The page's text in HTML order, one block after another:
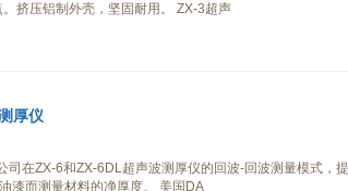
挤压铝制外壳，坚固耐用。 ZX-3超声
厚仪
司在ZX-6和ZX-6DL超声波测厚仪的回波-回波测量模式，提
漆而测量材料的净厚度。 美国DA